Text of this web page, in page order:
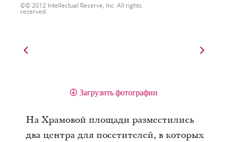
© 2012 Intellectual Reserve, Inc. All rights
reserved.
Загрузить фотографии
На Храмовой площади разместились
два центра для посетителей, в которых